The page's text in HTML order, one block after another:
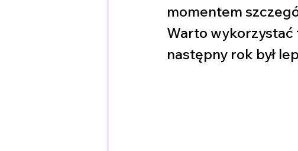
momentem
Warto wykorzystać
następny rok był